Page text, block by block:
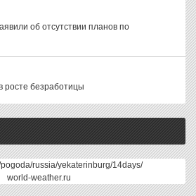
об отсутствии планов по
росте безработицы
russia/yekaterinburg/14days/
world-weather.ru